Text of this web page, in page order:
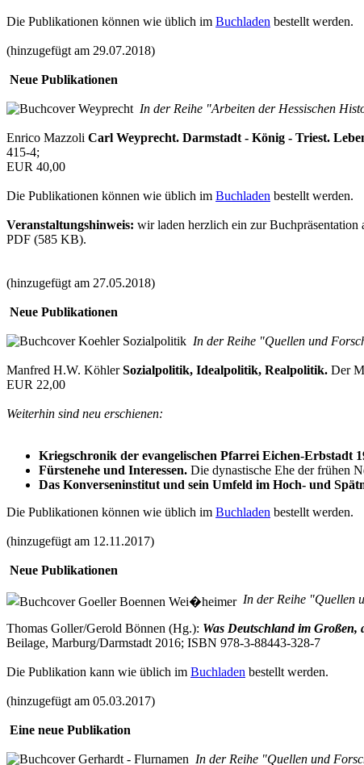
Die Publikationen können wie üblich im Buchladen bestellt werden.
(hinzugefügt am 29.07.2018)
Neue Publikationen
In der Reihe "Arbeiten der Hessischen
Enrico Mazzoli Carl Weyprecht. Darmstadt - König - Triest.
415-4;
EUR 40,00
Die Publikationen können wie üblich im Buchladen bestellt werden.
Veranstaltungshinweis: wir laden herzlich ein zur Buchpräsentation
PDF (585 KB).
(hinzugefügt am 27.05.2018)
Neue Publikationen
In der Reihe "Quellen und
Manfred H.W. KöhlerSozialpolitik, Idealpolitik, Realpolitik. Der
EUR 22,00
Weiterhin sind neu erschienen:
Kriegschronik der evangelischen Pfarrei Eichen-Erbstadt
Fürstenehe und Interessen. Die dynastische Ehe der frühen
Das Konverseninstitut und sein Umfeld im Hoch- und
Die Publikationen können wie üblich im Buchladen bestellt werden.
(hinzugefügt am 12.11.2017)
Neue Publikationen
In der Reihe "Quellen
Thomas Goller/Gerold Bönnen (Hg.): Was Deutschland im Großen,
Beilage, Marburg/Darmstadt 2016; ISBN 978-3-88443-328-7
Die Publikation kann wie üblich im Buchladen bestellt werden.
(hinzugefügt am 05.03.2017)
Eine neue Publikation
In der Reihe "Quellen und